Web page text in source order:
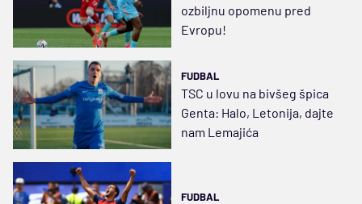
ozbiljnu opomenu pred
Evropu!
FUDBAL
TSC u lovu na bivšeg špica
Genta: Halo, Letonija, dajte
nam Lemajića
FUDBAL